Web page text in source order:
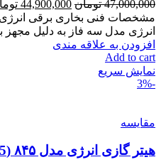
47,000,000 تومان 44,900,000
انرژی مدل سه فاز به دلیل مجهز
افزودن به علاقه مندی
Add to cart
نمایش سریع
-3%
مقايسه
هیتر گازی انرژی مدل ۸۴۵ (GH0845)